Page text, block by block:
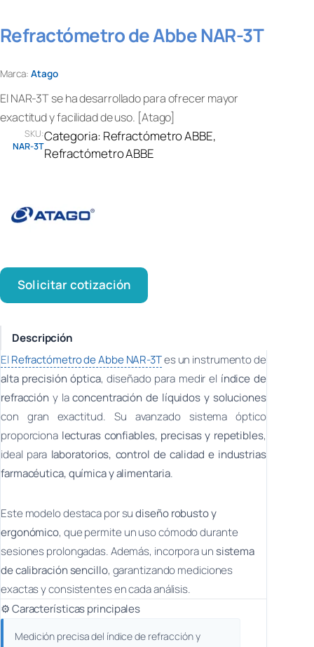
Refractómetro de Abbe NAR-3T
Marca: Atago
El NAR-3T se ha desarrollado para ofrecer mayor
exactitud y facilidad de uso. [Atago]
SKU:
NAR-3T
Categoria: Refractómetro ABBE
Refractómetro ABBE
Solicitar cotización
Descripción
El Refractómetro de Abbe NAR-3Tes un instrumento de
alta precisión óptica, diseñado para medir el índice de
refracción y laconcentración de líquidos y soluciones
con gran exactitud. Su avanzado sistema óptico
proporciona lecturas confiables, precisas y repetibles,
ideal para laboratorios, control de calidad e industrias
farmacéutica, química y alimentaria.
Este modelo destaca por sudiseño robusto y
ergonómico, que permite un uso cómodo durante
sesiones prolongadas. Además, incorpora unsistema
de calibración sencillo, garantizando mediciones
exactas y consistentes en cada análisis.
⚙️Características principales
Medición precisa del índice de refracción y